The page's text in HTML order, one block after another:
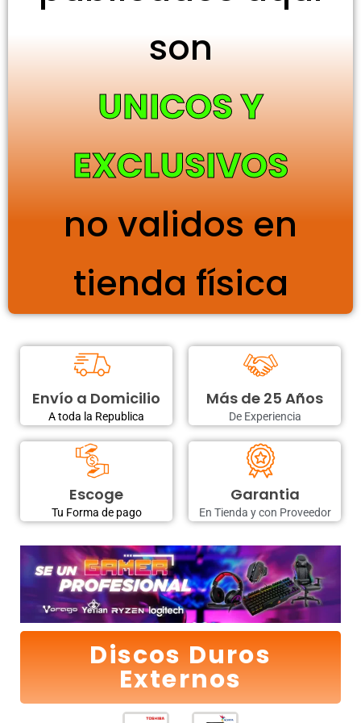
son
UNICOS Y
EXCLUSIVOS
no validos en
tienda física
Envío a Domicilio
A toda la Republica
Más de 25 Años
De Experiencia
Escoge
Tu Forma de pago
Garantia
En Tienda y con Proveedor
Discos Duros
Externos